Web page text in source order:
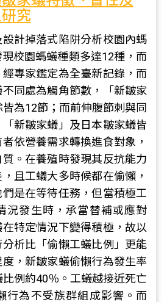
究
計掉落式陷阱分析校園內螞
校園螞蟻種類多達12種，而
專家鑑定為全臺新記錄，而
同處為觸角節數，「新皺家
為12節；而前伸腹節刺與同
新皺家蟻」及日本皺家蟻皆
依營養需求轉換進食對象，
。在養殖時發現其反抗能力
且工蟻大多時候都在偷懶，
是在等待任務，但當積極工
況發生時，承當替補或應對
特定情況下變得積極，故以
分析比「偷懶工蟻比例」更能
，新皺家蟻偷懶行為發生率
例約40％。工蟻越接近死亡
行為不受族群組成影響。而